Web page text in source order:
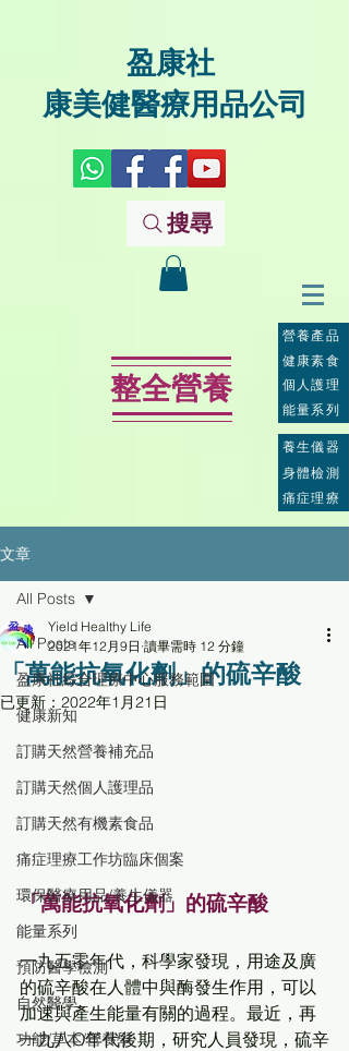
盈康社
康美健醫療用品公司
搜尋
整全營養
營養產品
個人護理
能量系列
健康素食
養生儀器
身體檢測
痛症理療
文章
All Posts
盈康社綜合理療中心服務範圍
健康新知
訂購天然營養補充品
訂購天然個人護理品
訂購天然有機素食品
痛症理療工作坊臨床個案
環保醫療用品/養生儀器
能量系列
預防醫學檢測
自然醫學
功能/草本/營養學
All Posts
「萬能抗氧化劑」的硫辛酸
Yield Healthy Life
2021年12月9日 讀畢需時 12 分鐘
已更新： 2022年1月21日
「萬能抗氧化劑」的硫辛酸
一九五零年代，科學家發現，用途及廣
的硫辛酸在人體中與酶發生作用，可以
加速與產生能量有關的過程。最近，再
一九八O年代後期，研究人員發現，硫辛